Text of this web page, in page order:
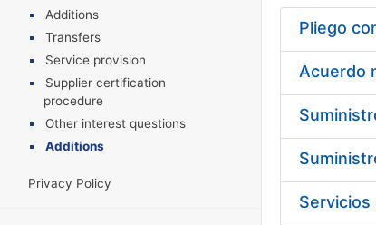
Additions
Transfers
Service provision
Supplier certification
procedure
Other interest questions
Additions
Privacy Policy
Pliego
Acuerdo